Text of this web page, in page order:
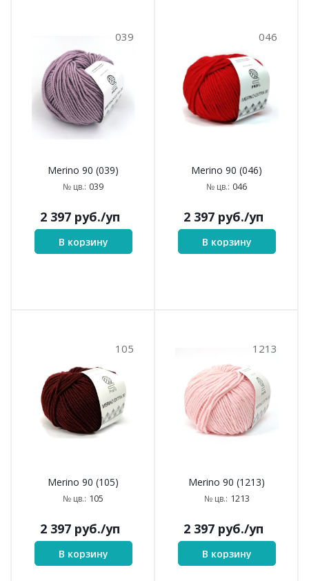
039
Merino 90 (039)
№ цв.: 039
2 397руб./уп
В корзину
046
Merino 90 (046)
№ цв.: 046
2 397руб./уп
В корзину
105
Merino 90 (105)
№ цв.: 105
2 397руб./уп
В корзину
1213
Merino 90 (1213)
№ цв.: 1213
2 397руб./уп
В корзину